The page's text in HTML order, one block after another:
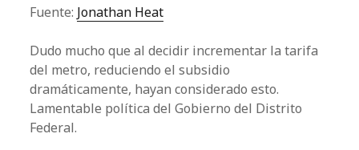
Fuente: Jonathan Heat
Dudo mucho que al decidir incrementar la tarifa
del metro, reduciendo el subsidio
dramáticamente, hayan considerado esto.
Lamentable política del Gobierno del Distrito
Federal.